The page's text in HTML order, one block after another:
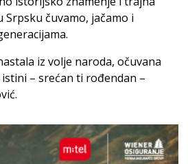
Srpsku čuvamo, jačamo i
iz volje naroda, očuvana
– srećan ti rođendan –